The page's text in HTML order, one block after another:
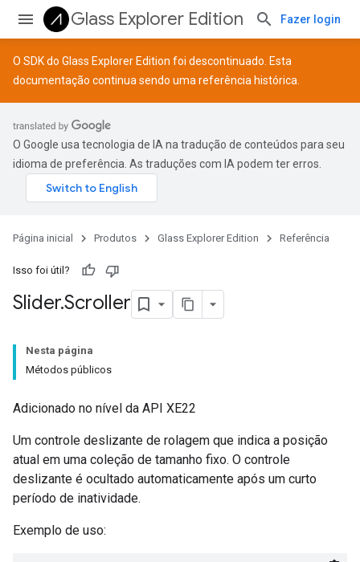
Glass Explorer Edition Fazer login
O SDK do Glass Explorer Edition foi descontinuado. Esta
documentação continua sendo uma referência histórica.
O Google usa tecnologia de IA na tradução de conteúdos para seu
idioma de preferência. As traduções com IA podem ter erros.
Página inicial Produtos Glass Explorer Edition Referência
Isso foi útil?
Slider.Scroller
Nesta página
Métodos públicos
Adicionado no nível da API XE22
Um controle deslizante de rolagem que indica a posição
atual em uma coleção de tamanho fixo. O controle
deslizante é ocultado automaticamente após um curto
período de inatividade.
Exemplo de uso: